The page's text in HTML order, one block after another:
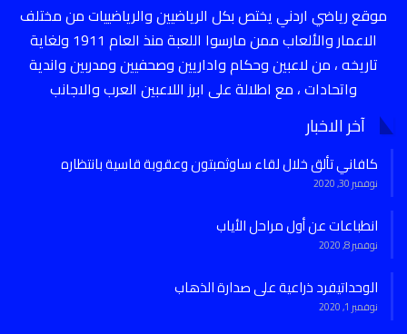
موقع رياضي اردني يختص بكل الرياضيين والرياضييات من مختلف
الاعمار والألعاب ممن مارسوا اللعبة منذ العام 1911 ولغاية
تاريخه ، من لاعبين وحكام واداريين وصحفيين ومدربين واندية
واتحادات ، مع اطلالة على ابرز اللاعبين العرب والاجانب
آخر الاخبار
كافاني تألق خلال لقاء ساوثمبتون وعقوبة قاسية بانتظاره
نوفمبر 30, 2020
انطباعات عن أول مراحل الأياب
نوفمبر 8, 2020
الوحداتيفرد ذراعية على صدارة الذهاب
نوفمبر 1, 2020